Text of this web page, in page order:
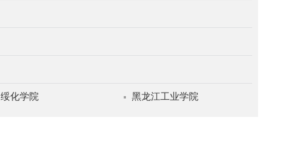
绥化学院 ▪ 黑龙江工业学院